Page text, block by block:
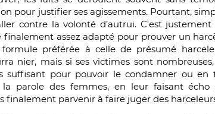
pour justifier ses agissements. Pourtant,
contre la volonté d’autrui. C'est
assez adapté pour prouver un
préférée à celle de présumé
nier, mais si ses victimes sont
suffisant pour pouvoir le condamner ou en
parole des femmes, en leur faisant écho
finalement parvenir à faire juger des